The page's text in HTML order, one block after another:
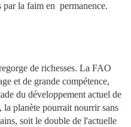
par la faim en permanence.
de richesses. La FAO
et de grande compétence,
du développement actuel de
la planète pourrait nourrir sans
soit le double de l'actuelle